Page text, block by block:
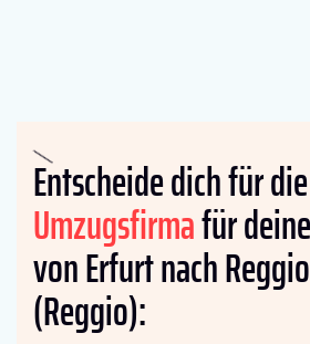
Entscheide dich für die
Umzugsfirmafür
von Erfurt nach
(Reggio):